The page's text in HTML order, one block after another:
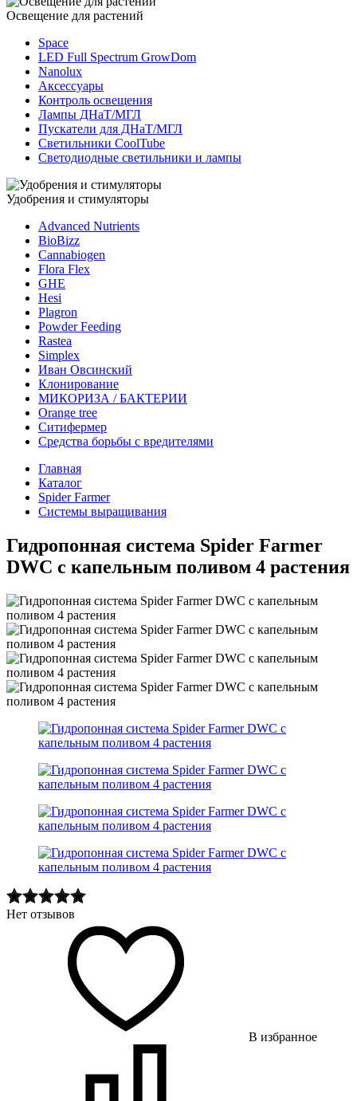
Освещение для растений
Space
LED Full Spectrum GrowDom
Nanolux
Аксессуары
Контроль освещения
Лампы ДНаТ/МГЛ
Пускатели для ДНаТ/МГЛ
Светильники CoolTube
Светодиодные светильники и лампы
Удобрения и стимуляторы
Advanced Nutrients
BioBizz
Cannabiogen
Flora Flex
GHE
Hesi
Plagron
Powder Feeding
Rastea
Simplex
Иван Овсинский
Клонирование
МИКОРИЗА / БАКТЕРИИ
Оrange tree
Ситифермер
Средства борьбы с вредителями
Главная
Каталог
Spider Farmer
Системы выращивания
Гидропонная система Spider Farmer
DWC с капельным поливом 4 растения
Нет отзывов
В избранное